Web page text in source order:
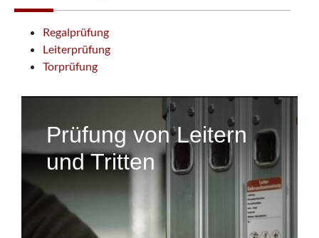
Regalprüfung
Leiterprüfung
Torprüfung
Prüfung von Leitern
und Tritten